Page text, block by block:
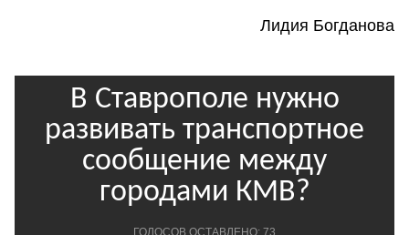
Лидия Богданова